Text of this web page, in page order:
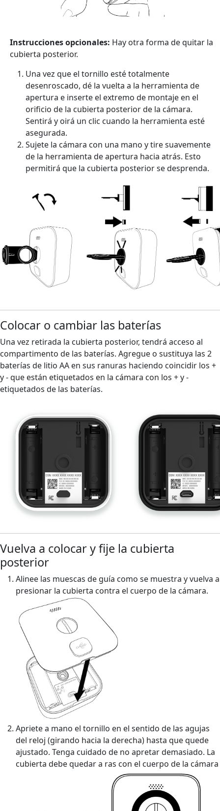
Instrucciones opcionales: Hay otra forma de quitar la
cubierta posterior.
Una vez que el tornillo esté totalmente
desenroscado, dé la vuelta a la herramienta de
apertura e inserte el extremo de montaje en el
orificio de la cubierta posterior de la cámara.
Sentirá y oirá un clic cuando la herramienta esté
asegurada.
Sujete la cámara con una mano y tire suavemente
de la herramienta de apertura hacia atrás. Esto
permitirá que la cubierta posterior se desprenda.
Colocar o cambiar las baterías
Una vez retirada la cubierta posterior, tendrá acceso al
compartimento de las baterías. Agregue o sustituya las 2
baterías de litio AA en sus ranuras haciendo coincidir los +
y - que están etiquetados en la cámara con los + y -
etiquetados de las baterías.
Vuelva a colocar y fije la cubierta
posterior
Alinee las muescas de guía como se muestra y vuelva a
presionar la cubierta contra el cuerpo de la cámara.
Apriete a mano el tornillo en el sentido de las agujas
del reloj (girando hacia la derecha) hasta que quede
ajustado. Tenga cuidado de no apretar demasiado. La
cubierta debe quedar a ras con el cuerpo de la cámara